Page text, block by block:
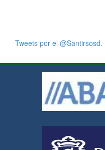
Tweets por el @Santirsosd.